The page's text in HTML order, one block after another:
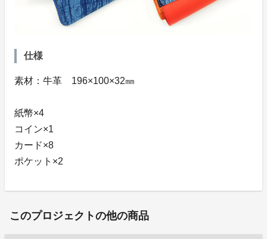
仕様
素材：牛革 196×100×32㎜
紙幣×4
コイン×1
カード×8
ポケット×2
このプロジェクトの他の商品